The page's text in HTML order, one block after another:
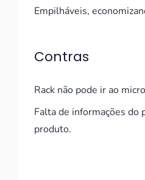
Empilháveis,
Contras
Rack não pode ir ao
Falta de informações do
produto.